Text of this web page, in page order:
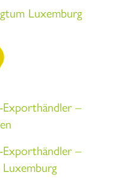
Luxemburg
–
Exporthändler –